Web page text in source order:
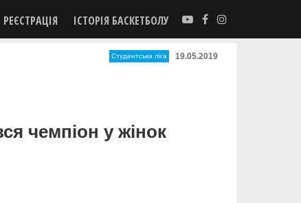
РЕЄСТРАЦІЯ ІСТОРІЯ БАСКЕТБОЛУ
Студентська ліга 19.05.2019
чемпіон у жінок